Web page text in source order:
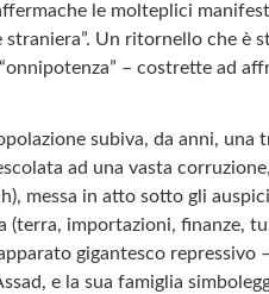
le molteplici
Un ritornello che è
– costrette ad
subiva, da anni, una
ad una vasta
messa in atto sotto gli
(terra, importazioni, finanze,
gigantesco repressivo
e la sua famiglia